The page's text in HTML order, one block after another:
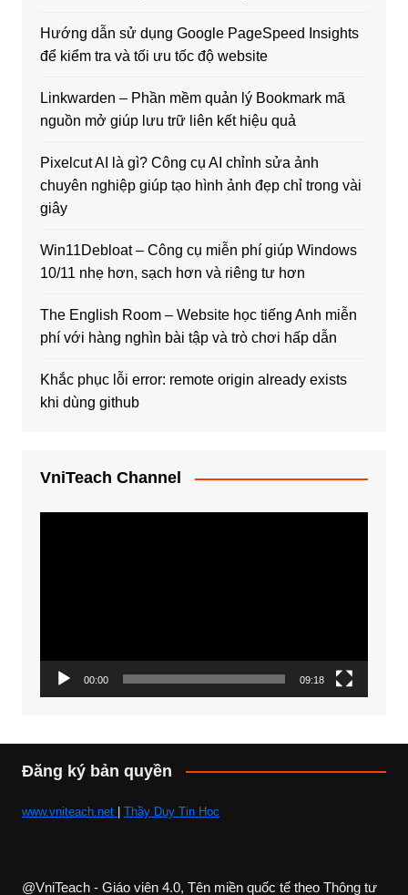
Hướng dẫn sử dụng Google PageSpeed Insights
để kiểm tra và tối ưu tốc độ website
Linkwarden – Phần mềm quản lý Bookmark mã
nguồn mở giúp lưu trữ liên kết hiệu quả
Pixelcut AI là gì? Công cụ AI chỉnh sửa ảnh
chuyên nghiệp giúp tạo hình ảnh đẹp chỉ trong vài
giây
Win11Debloat – Công cụ miễn phí giúp Windows
10/11 nhẹ hơn, sạch hơn và riêng tư hơn
The English Room – Website học tiếng Anh miễn
phí với hàng nghìn bài tập và trò chơi hấp dẫn
Khắc phục lỗi error: remote origin already exists
khi dùng github
VniTeach Channel
00:00 09:18
Đăng ký bản quyền
www.vniteach.net | Thầy Duy Tin Học
@VniTeach - Giáo viên 4.0, Tên miền quốc tế theo Thông tư